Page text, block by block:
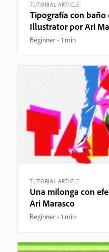
TUTORIAL ARTICLE
Tipografía con baño
Illustrator por Ari
Beginner 1 min
TUTORIAL ARTICLE
Una milonga con
Ari Marasco
Beginner 1 min